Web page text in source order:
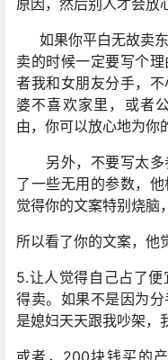
原因，然后别人才会放
如果你平白无故卖东
卖的时候一定要写个
者我和女朋友分手，
婆不喜欢家里，或者
由，你可以放心地为你
另外，不要写太多
了一些无用的参数，
觉得你的文案特别烧脑
所以看了你的文案，他
5.让人觉得自己占了
得卖。如果不是因为
是媳妇天天跟我吵架，